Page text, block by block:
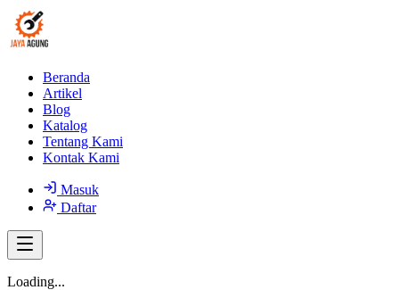
Beranda
Artikel
Blog
Katalog
Tentang Kami
Kontak Kami
Masuk
Daftar
Loading...